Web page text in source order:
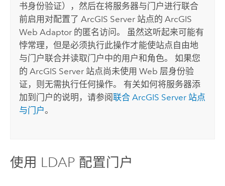
书身份验证），然后在将服务器与门户进行联合
前启用对配置了ArcGIS Server 站点的ArcGIS
Web Adaptor 的匿名访问。 虽然这听起来可能有
悖常理，但是必须执行此操作才能使站点自由地
与门户联合并读取门户中的用户和角色。 如果您
的ArcGIS Server 站点尚未使用 Web 层身份验
证，则无需执行任何操作。 有关如何将服务器添
加到门户的说明，请参阅联合ArcGIS Server 站点
与门户。
使用 LDAP 配置门户